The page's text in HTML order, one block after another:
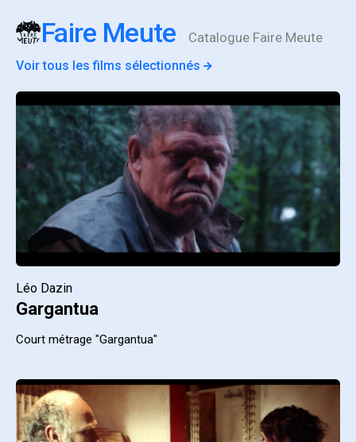
Faire Meute Catalogue Faire Meute
Voir tous les films sélectionnés
Léo Dazin
Gargantua
Court métrage "Gargantua"